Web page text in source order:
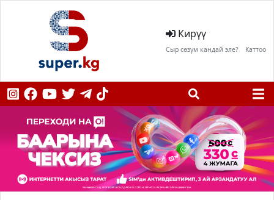
Кирүү
Сыр сөзүм кандай эле? Каттоо